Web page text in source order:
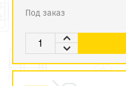
Под заказ